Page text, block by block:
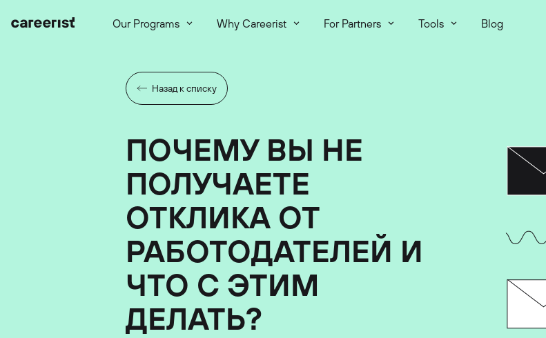
Our Programs Why Careerist For Partners Tools Blog
Назад к списку
ПОЧЕМУ ВЫ НЕ
ПОЛУЧАЕТЕ
ОТКЛИКА ОТ
РАБОТОДАТЕЛЕЙ И
ЧТО С ЭТИМ
ДЕЛАТЬ?